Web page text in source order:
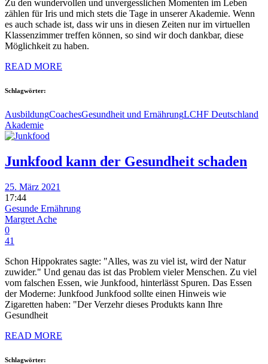
Zu den wundervollen und unvergesslichen Momenten im Leben
zählen für Iris und mich stets die Tage in unserer Akademie. Wenn
es auch schade ist, dass wir uns in diesen Zeiten nur im virtuellen
Klassenzimmer treffen können, so sind wir doch dankbar, diese
Möglichkeit zu haben.
READ MORE
Schlagwörter:
AusbildungCoachesGesundheit und ErnährungLCHF Deutschland
Akademie
Junkfood kann der Gesundheit schaden
25. März 2021
17:44
Gesunde Ernährung
Margret Ache
0
41
Schon Hippokrates sagte: "Alles, was zu viel ist, wird der Natur
zuwider." Und genau das ist das Problem vieler Menschen. Zu viel
vom falschen Essen, wie Junkfood, hinterlässt Spuren. Das Essen
der Moderne: Junkfood Junkfood sollte einen Hinweis wie
Zigaretten haben: "Der Verzehr dieses Produkts kann Ihre
Gesundheit
READ MORE
Schlagwörter: